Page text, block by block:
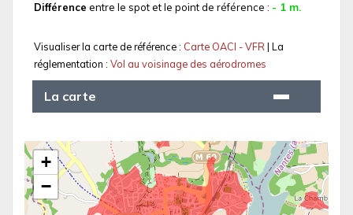
Différence entre le spot et le point de référence : - 1 m.
Visualiser la carte de référence : Carte OACI - VFR| La
réglementation : Vol au voisinage des aérodromes
La carte